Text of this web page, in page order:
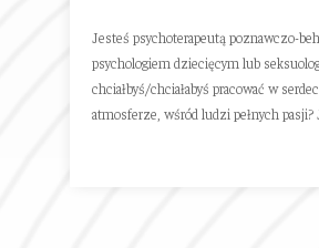
Jesteś psychoterapeutą poznawczo-
psychologiem dziecięcym lub
chciałbyś/chciałabyś pracować w
atmosferze, wśród ludzi pełnych pasji?